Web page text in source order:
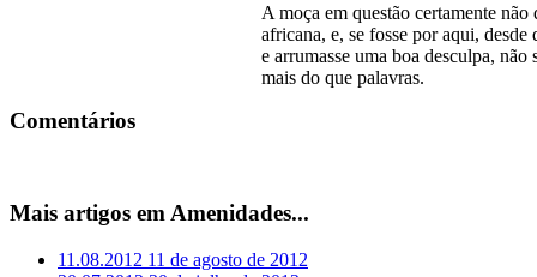
A moça em questão certamente
africana, e, se fosse por aqui, desde
e arrumasse uma boa desculpa,
mais do que palavras.
Comentários
Mais artigos em Amenidades...
11.08.2012 11 de agosto de 2012